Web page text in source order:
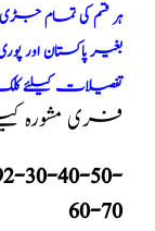
ہر قسم کی تمام
بغیر پاکستان اور
تفصیلات کیلئے
فری مشورہ
30-40-50-
60-70